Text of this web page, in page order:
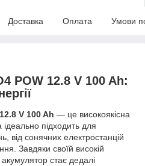
Доставка Оплата Умови
POW 12.8 V 100 Ah:
V 100 Ah — це високоякісна
підходить для
від сонячних електростанцій
Завдяки своїй високій
акумулятор стає дедалі